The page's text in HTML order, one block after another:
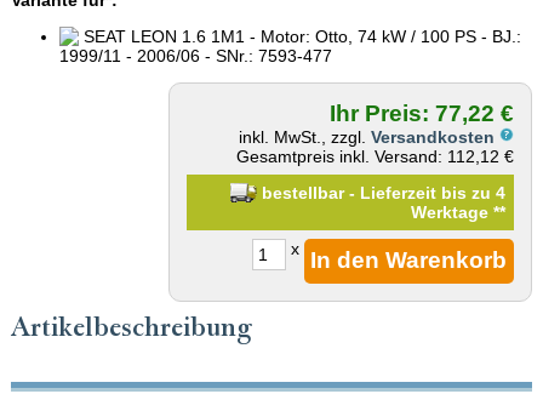
SEAT LEON 1.6 1M1 - Motor: Otto, 74 kW / 100 PS - BJ.:
1999/11 - 2006/06 - SNr.: 7593-477
Ihr Preis: 77,22 €
inkl. MwSt., zzgl.Versandkosten
Gesamtpreis inkl. Versand: 112,12 €
bestellbar - Lieferzeit bis zu 4
Werktage**
x
Artikelbeschreibung